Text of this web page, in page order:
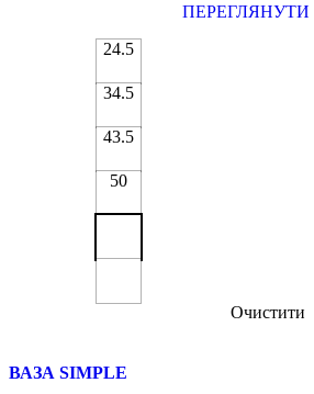
ПЕРЕГЛЯНУТИ
24.5
34.5
43.5
50
Очистити
ВАЗА SIMPLE